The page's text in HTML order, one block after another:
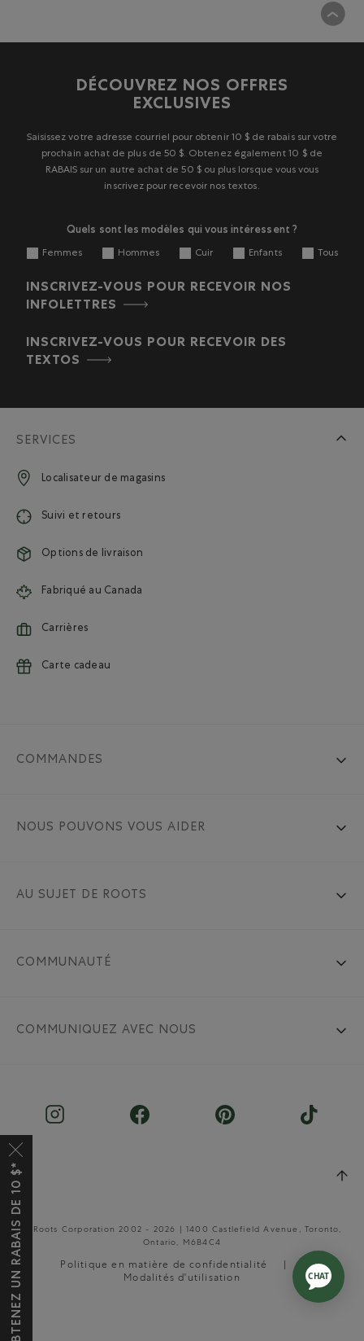
DÉCOUVREZ NOS OFFRES
EXCLUSIVES
Saisissez votre adresse courriel pour obtenir 10 $ de rabais sur votre
prochain achat de plus de 50 $. Obtenez également 10 $ de
RABAIS sur un autre achat de 50 $ ou plus lorsque vous vous
inscrivez pour recevoir nos textos.
Quels sont les modèles qui vous intéressent ?
Femmes Hommes Cuir Enfants Tous
INSCRIVEZ-VOUS POUR RECEVOIR NOS
INFOLETTRES
INSCRIVEZ-VOUS POUR RECEVOIR DES
TEXTOS
SERVICES
Localisateur de magasins
Suivi et retours
Options de livraison
Fabriqué au Canada
Carrières
Carte cadeau
COMMANDES
NOUS POUVONS VOUS AIDER
AU SUJET DE ROOTS
COMMUNAUTÉ
COMMUNIQUEZ AVEC NOUS
© Roots Corporation 2002 - 2026 | 1400 Castlefield Avenue, Toronto,
Ontario, M6B4C4
Politique en matière de confidentialité
Modalités d'utilisation
OBTENEZ UN RABAIS DE 10 $*